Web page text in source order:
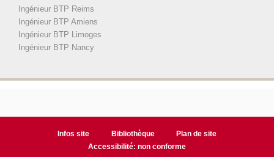
Ingénieur BTP Reims
Ingénieur BTP Amiens
Ingénieur BTP Limoges
Ingénieur BTP Nancy
Infos site Bibliothèque
Plan de site
Accessibilité: non conforme